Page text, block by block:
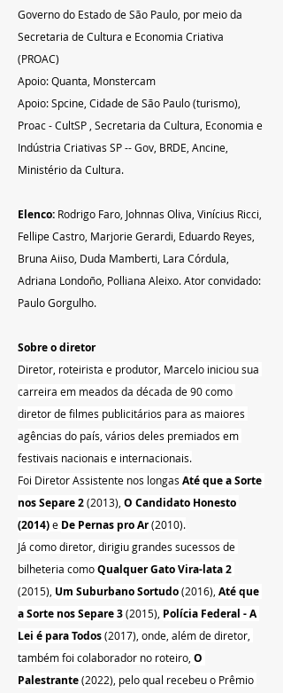
Governo do Estado de São Paulo, por meio da
Secretaria de Cultura e Economia Criativa
(PROAC)
Apoio: Quanta, Monstercam
Apoio: Spcine, Cidade de São Paulo (turismo),
Proac - CultSP , Secretaria da Cultura, Economia e
Indústria Criativas SP -- Gov, BRDE, Ancine,
Ministério da Cultura.
Elenco: Rodrigo Faro, Johnnas Oliva, Vinícius Ricci,
Fellipe Castro, Marjorie Gerardi, Eduardo Reyes,
Bruna Aiiso, Duda Mamberti, Lara Córdula,
Adriana Londoño, Polliana Aleixo. Ator convidado:
Paulo Gorgulho.
Sobre o diretor
Diretor, roteirista e produtor, Marcelo iniciou sua
carreira em meados da década de 90 como
diretor de filmes publicitários para as maiores
agências do país, vários deles premiados em
festivais nacionais e internacionais.
Foi Diretor Assistente nos longas Até que a Sorte
nos Separe 2 (2013), O Candidato Honesto
(2014) e De Pernas pro Ar (2010).
Já como diretor, dirigiu grandes sucessos de
bilheteria como Qualquer Gato Vira-lata 2
(2015), Um Suburbano Sortudo (2016), Até que
a Sorte nos Separe 3 (2015), Polícia Federal - A
Lei é para Todos (2017), onde, além de diretor,
também foi colaborador no roteiro, O
Palestrante (2022), pelo qual recebeu o Prêmio